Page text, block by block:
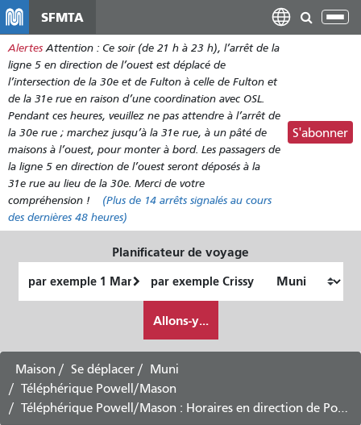
contenu
principal
SFMTA
Alertes Attention : Ce soir (de 21 h à 23 h), l’arrêt de la
ligne 5 en direction de l’ouest est déplacé de
l’intersection de la 30e et de Fulton à celle de Fulton et
de la 31e rue en raison d’une coordination avec OSL.
Pendant ces heures, veuillez ne pas attendre à l’arrêt de
la 30e rue ; marchez jusqu’à la 31e rue, à un pâté de
maisons à l’ouest, pour monter à bord. Les passagers de
la ligne 5 en direction de l’ouest seront déposés à la
31e rue au lieu de la 30e. Merci de votre
compréhension !
(Plus de 14 arrêts signalés au cours
des dernières 48 heures)
S'abonner
Planificateur de voyage
de
final
je
veux
Allons-y...
Maison Se déplacer
Muni
Téléphérique Powell/Mason
Téléphérique Powell/Mason : Horaires en direction de Powell et Market -